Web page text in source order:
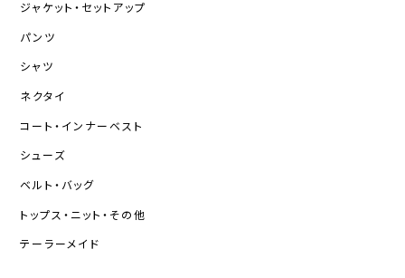
ジャケット・セットアップ
パンツ
シャツ
ネクタイ
コート・インナーベスト
シューズ
ベルト・バッグ
トップス・ニット・その他
テーラーメイド